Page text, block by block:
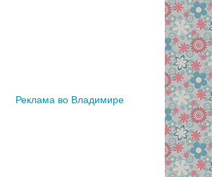
Реклама во Владимире